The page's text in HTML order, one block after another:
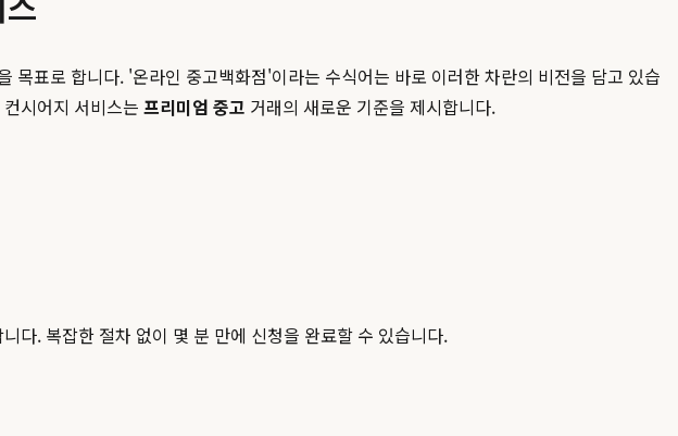
표로 합니다. '온라인 중고백화점'이라는 수식어는 바로 이러한 차란의 비전을 담고 있습
시어지 서비스는 프리미엄 중고 거래의 새로운 기준을 제시합니다.
다. 복잡한 절차 없이 몇 분 만에 신청을 완료할 수 있습니다.